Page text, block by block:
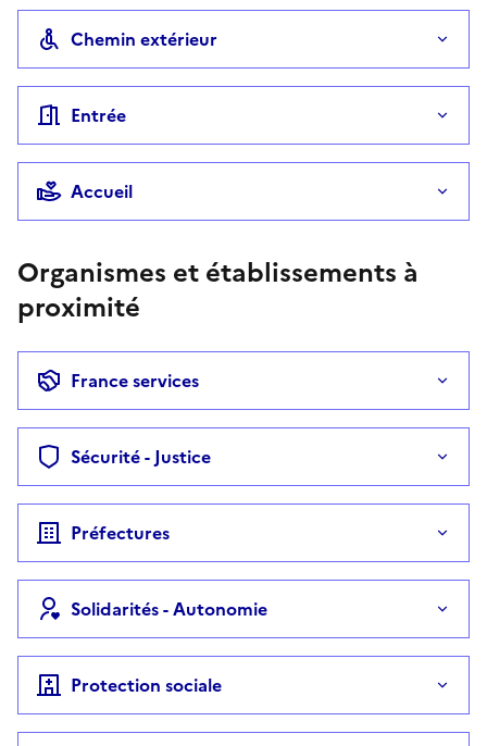
Chemin extérieur
Entrée
Accueil
Organismes et établissements à
proximité
France services
Sécurité - Justice
Préfectures
Solidarités - Autonomie
Protection sociale